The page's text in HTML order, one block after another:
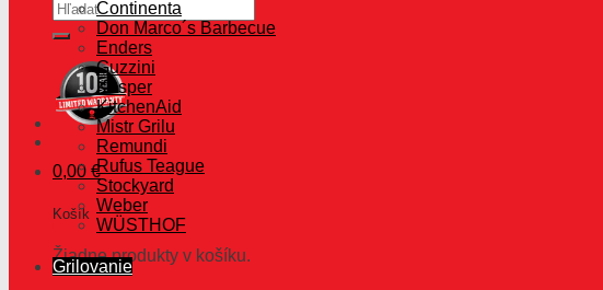
Hľadať:
0,00 €
Košík
Žiadne produkty v košíku.
Continenta
Don Marco´s Barbecue
Enders
Guzzini
Kesper
KitchenAid
Mistr Grilu
Remundi
Rufus Teague
Stockyard
Weber
WÜSTHOF
Grilovanie